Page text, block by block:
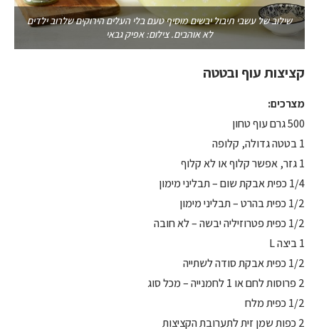
שילוב של עשבי תיבול יבשים מוסיף טעם בלי העלים הירוקים שלרוב ילדים
לא אוהבים. צילום: אפיק גבאי
קציצות עוף ובטטה
מצרכים:
500 גרם עוף טחון
1 בטטה גדולה, קלופה
1 גזר, אפשר קלוף או לא קלוף
1/4 כפית אבקת שום – תבליני מימון
1/2 כפית בהרט – תבליני מימון
1/2 כפית פטרוזיליה יבשה – לא חובה
1 ביצה L
1/2 כפית אבקת סודה לשתייה
2 פרוסות לחם או 1 לחמנייה – מכל סוג
1/2 כפית מלח
2 כפות שמן זית לתערובת הקציצות